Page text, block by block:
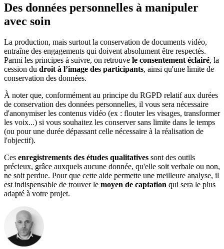
Des données personnelles à manipuler
avec soin
La production, mais surtout la conservation de documents vidéo,
entraîne des engagements qui doivent absolument être respectés.
Parmi les principes à suivre, on retrouve le consentement éclairé, la
cession du droit à l’image des participants, ainsi qu'une limite de
conservation des données.
À noter que, conformément au principe du RGPD relatif aux durées
de conservation des données personnelles, il vous sera nécessaire
d'anonymiser les contenus vidéo (ex : flouter les visages, transformer
les voix...) si vous souhaitez les conserver sans limite dans le temps
(ou pour une durée dépassant celle nécessaire à la réalisation de
l'objectif).
Ces enregistrements des études qualitatives sont des outils
précieux, grâce auxquels aucune donnée, qu'elle soit verbale ou non,
ne soit perdue. Pour que cette aide permette une meilleure analyse, il
est indispensable de trouver le moyen de captation qui sera le plus
adapté à votre projet.